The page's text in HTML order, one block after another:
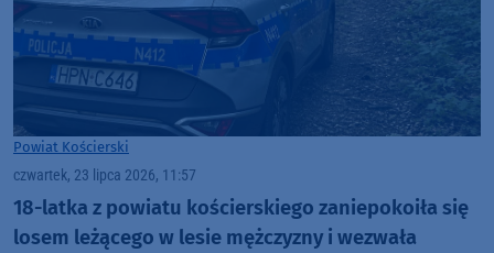
Powiat Kościerski
czwartek, 23 lipca 2026, 11:57
18-latka z powiatu kościerskiego zaniepokoiła się
losem leżącego w lesie mężczyzny i wezwała